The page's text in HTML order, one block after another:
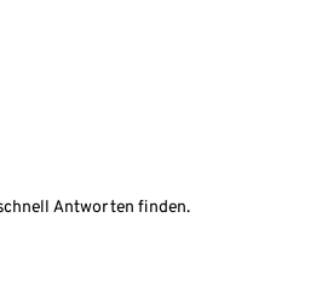
Antworten finden.